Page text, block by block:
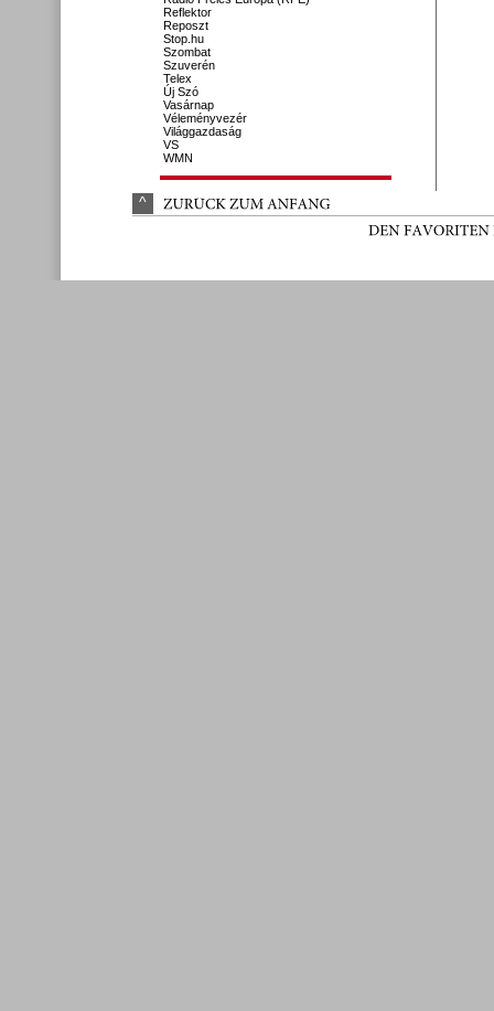
Reflektor
Reposzt
Stop.hu
Szombat
Szuverén
Telex
Új Szó
Vasárnap
Véleményvezér
Világgazdaság
VS
WMN
^ ZURÜCK ZUM ANFANG
DEN FAVORITEN